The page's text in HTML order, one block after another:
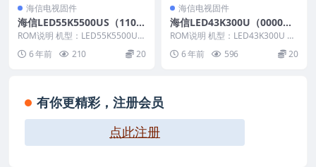
海信电视固件
海信LED55K5500US（110
3）BOM5_C004_20160509
官方原厂USB刷机电视固件包
ROM说明 机型：LED55K5500US
固件版本：（1103） BOM：5 ...
6 年前 210 20
海信电视固件
海信LED43K300U（0000）
BOM1_C001_20150202官方
原厂USB刷机电视固件包
ROM说明 机型：LED43K300U 固
件版本：（0000） 固件大小：60
5... 6 年前 596 20
有你更精彩，注册会员
点此注册